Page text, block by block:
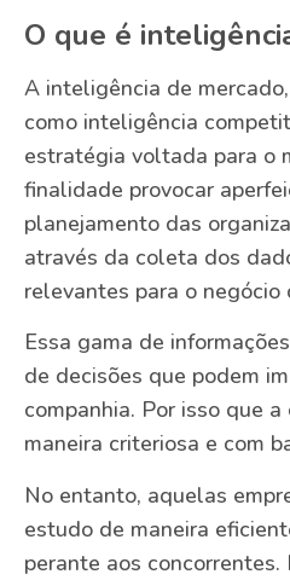
O que é
A inteligência de
como inteligência
estratégia voltada para o
finalidade provocar
planejamento das
através da coleta dos
relevantes para o negócio
Essa gama de
de decisões que podem
companhia. Por isso que
maneira criteriosa e com
No entanto, aquelas
estudo de maneira
perante aos concorrentes.